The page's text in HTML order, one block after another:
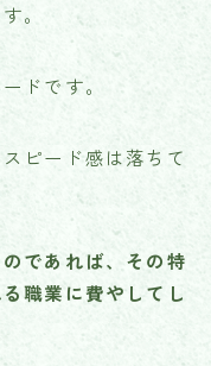
。
ドです。
ピード感は落ちて
であれば、その特
職業に費やしてし